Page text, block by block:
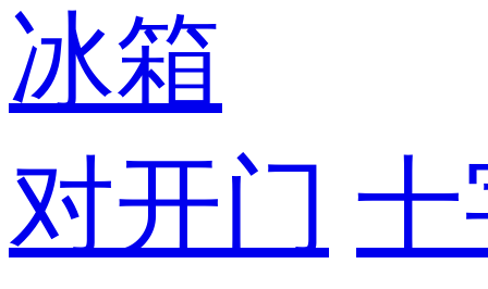
冰箱
对开门